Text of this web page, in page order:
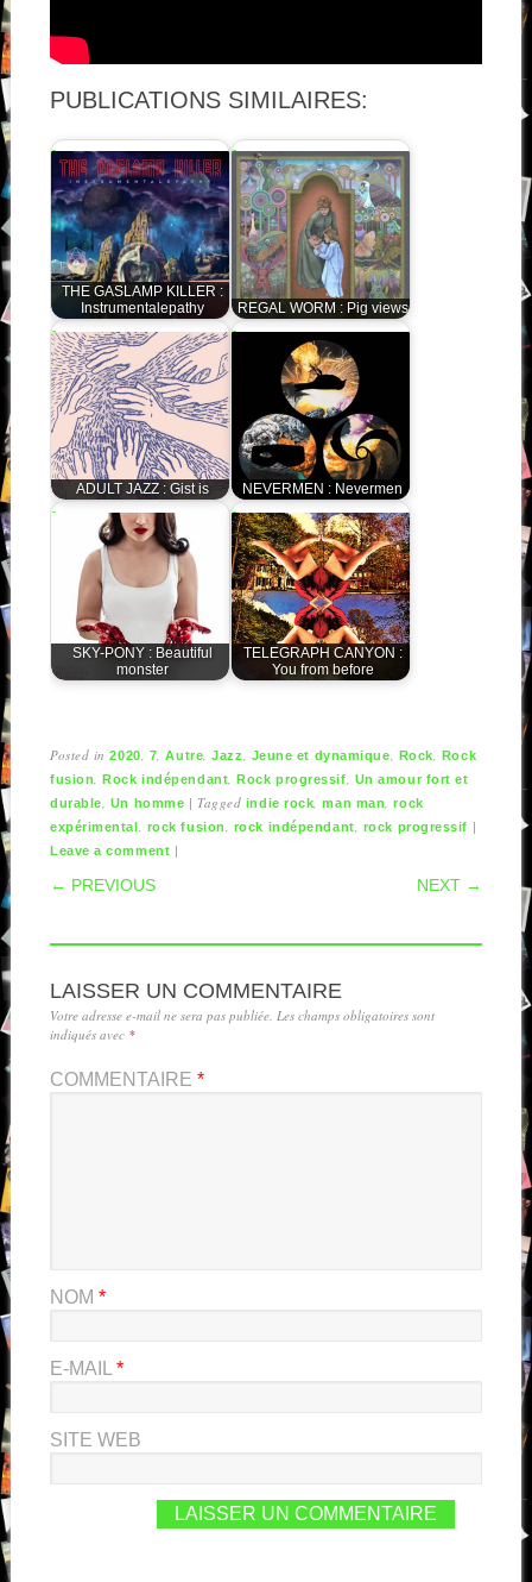
PUBLICATIONS SIMILAIRES:
THE GASLAMP KILLER :
Instrumentalepathy
REGAL WORM : Pig views
ADULT JAZZ : Gist is NEVERMEN : Nevermen
SKY-PONY : Beautiful
monster
TELEGRAPH CANYON :
You from before
Posted in2020, 7,Autre,Jazz, Jeune et dynamique, Rock, Rock
fusion,Rock indépendant,Rock progressif, Un amour fort et
durable, Un homme | Tagged indie rock,man man,rock
expérimental, rock fusion, rock indépendant, rock progressif |
Leave a comment |
POST NAVIGATION
← PREVIOUS NEXT →
LAISSER UN COMMENTAIRE
Votre adresse e-mail ne sera pas publiée. Les champs obligatoires sont
indiqués avec *
COMMENTAIRE *
NOM *
E-MAIL *
SITE WEB